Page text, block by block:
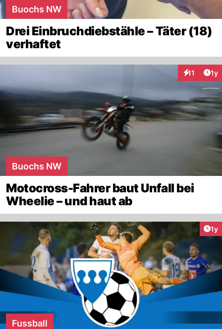
Buochs NW
Drei Einbruchdiebstähle – Täter (18)
verhaftet
11 1y
Buochs NW
Motocross-Fahrer baut Unfall bei
Wheelie – und haut ab
1y
Fussball